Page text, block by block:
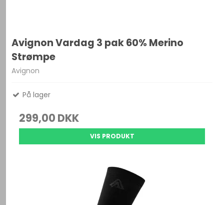
Avignon Vardag 3 pak 60% Merino
Strømpe
Avignon
På lager
299,00 DKK
VIS PRODUKT